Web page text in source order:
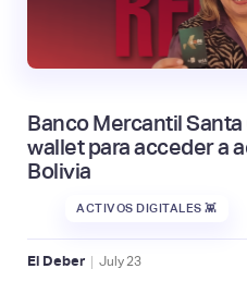
Banco Mercantil Santa
wallet para acceder a
Bolivia
ACTIVOS DIGITALES 👾
El Deber | July 23